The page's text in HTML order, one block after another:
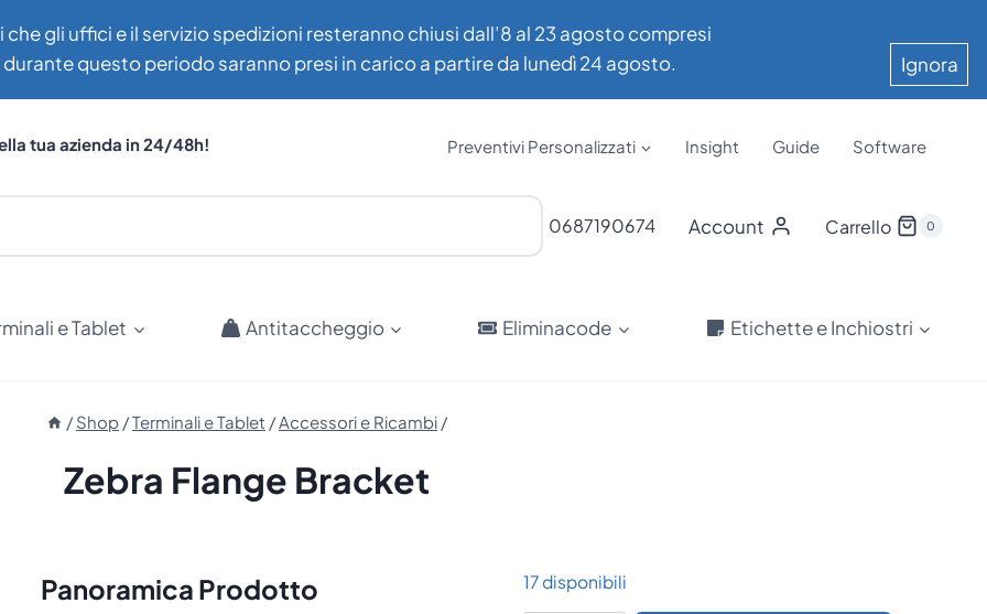
gli uffici e il servizio spedizioni resteranno chiusi dall’8 al 23 agosto compresi
questo periodo saranno presi in carico a partire da lunedì 24 agosto.
Ignora
tua azienda in 24/48h! Preventivi Personalizzati Insight Guide Software
0687190674 Account Carrello 0
e Tablet Antitaccheggio Eliminacode Etichette e Inchiostri
/ Shop /Terminali e Tablet /Accessori e Ricambi /
Zebra Flange Bracket
Panoramica Prodotto 17 disponibili